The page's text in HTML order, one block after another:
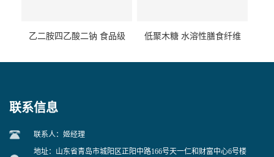
乙二胺四乙酸二钠 食品级
低聚木糖 水溶性膳食纤维
联系信息
联系人：姬经理
地址：山东省青岛市城阳区正阳中路166号天一仁和财富中心6号楼